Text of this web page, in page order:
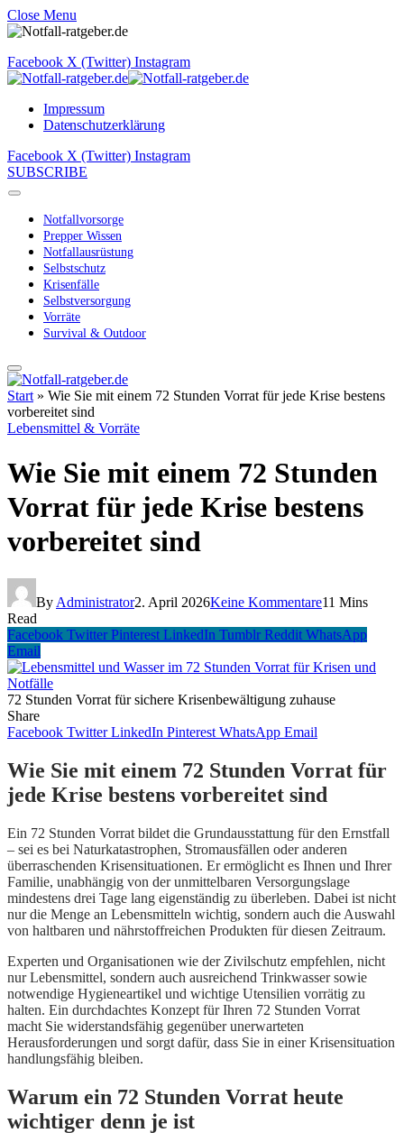
Close Menu
Facebook X (Twitter) Instagram
Impressum
Datenschutzerklärung
Facebook X (Twitter) Instagram
SUBSCRIBE
Notfallvorsorge
Prepper Wissen
Notfallausrüstung
Selbstschutz
Krisenfälle
Selbstversorgung
Vorräte
Survival & Outdoor
Start » Wie Sie mit einem 72 Stunden Vorrat für jede Krise bestens
vorbereitet sind
Lebensmittel & Vorräte
Wie Sie mit einem 72 Stunden
Vorrat für jede Krise bestens
vorbereitet sind
By Administrator2. April 2026Keine Kommentare11 Mins
Read
Facebook Twitter Pinterest LinkedIn Tumblr Reddit WhatsApp
Email
72 Stunden Vorrat für sichere Krisenbewältigung zuhause
Share
Facebook Twitter LinkedIn Pinterest WhatsApp Email
Wie Sie mit einem 72 Stunden Vorrat für
jede Krise bestens vorbereitet sind
Ein 72 Stunden Vorrat bildet die Grundausstattung für den Ernstfall
– sei es bei Naturkatastrophen, Stromausfällen oder anderen
überraschenden Krisensituationen. Er ermöglicht es Ihnen und Ihrer
Familie, unabhängig von der unmittelbaren Versorgungslage
mindestens drei Tage lang eigenständig zu überleben. Dabei ist nicht
nur die Menge an Lebensmitteln wichtig, sondern auch die Auswahl
von haltbaren und nährstoffreichen Produkten für diesen Zeitraum.
Experten und Organisationen wie der Zivilschutz empfehlen, nicht
nur Lebensmittel, sondern auch ausreichend Trinkwasser sowie
notwendige Hygieneartikel und wichtige Utensilien vorrätig zu
halten. Ein durchdachtes Konzept für Ihren 72 Stunden Vorrat
macht Sie widerstandsfähig gegenüber unerwarteten
Herausforderungen und sorgt dafür, dass Sie in einer Krisensituation
handlungsfähig bleiben.
Warum ein 72 Stunden Vorrat heute
wichtiger denn je ist